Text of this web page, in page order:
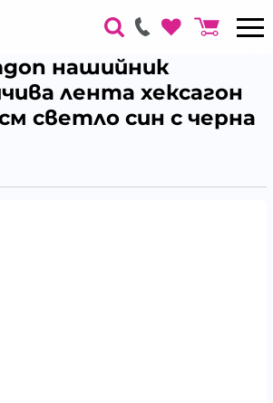
нашийник
лента хексагон
светло син с черна